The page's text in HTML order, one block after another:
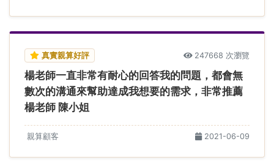
真實親算好評 247668 次瀏覽
楊老師一直非常有耐心的回答我的問題，都會無
數次的溝通來幫助達成我想要的需求，非常推薦
楊老師 陳小姐
親算顧客 2021-06-09